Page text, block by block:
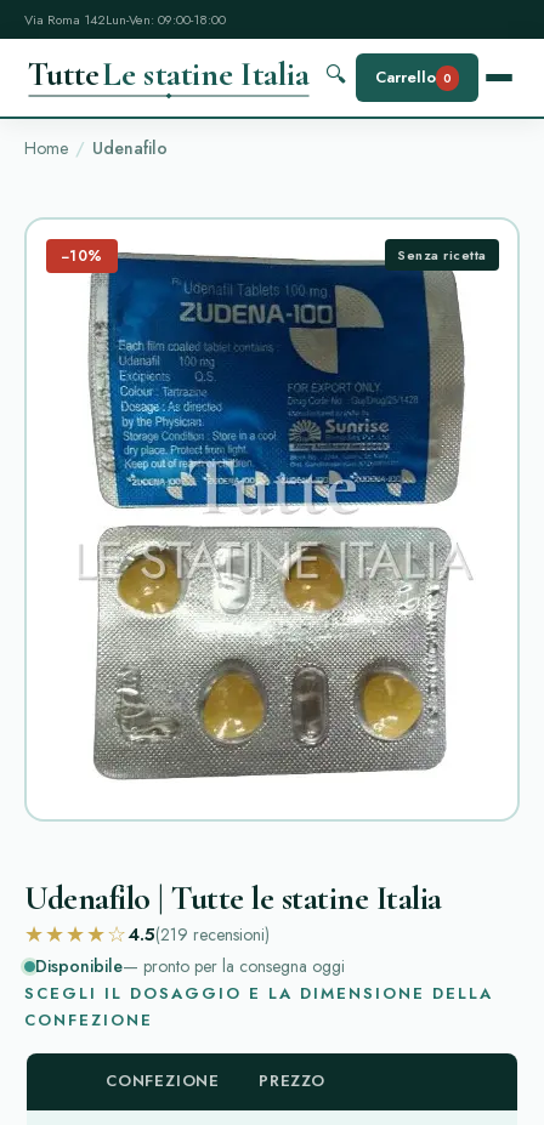
Via Roma 142Lun-Ven: 09:00-18:00
TutteLe statine Italia 🔍 Carrello 0
Home Udenafilo
−10% Senza ricetta
Udenafilo | Tutte le statine Italia
★★★★☆4.5(219 recensioni)
Disponibile— pronto per la consegna oggi
SCEGLI IL DOSAGGIO E LA DIMENSIONE DELLA
CONFEZIONE
CONFEZIONE PREZZO